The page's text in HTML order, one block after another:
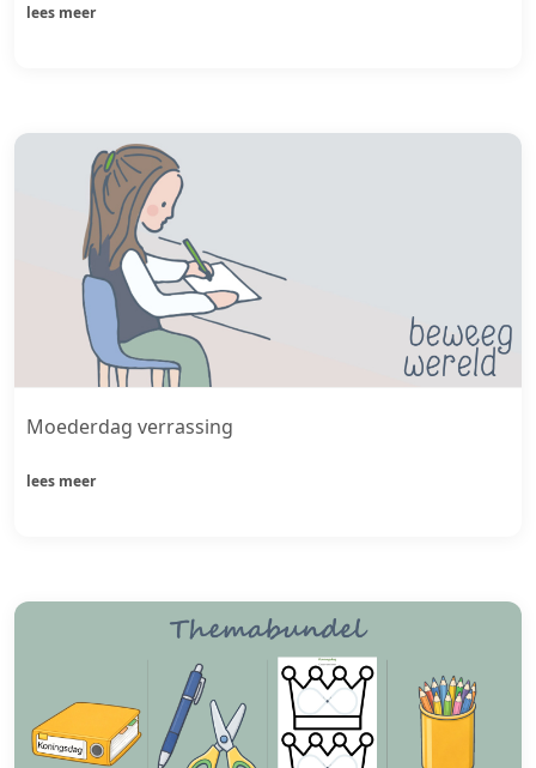
lees meer
Moederdag verrassing
lees meer